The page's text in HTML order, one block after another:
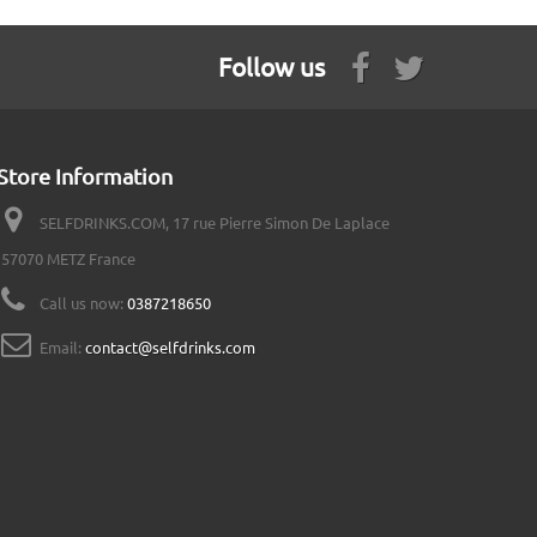
Follow us
Information
SELFDRINKS.COM, 17 rue Pierre Simon De Laplace
57070 METZ France
Call us now: 0387218650
Email: contact@selfdrinks.com